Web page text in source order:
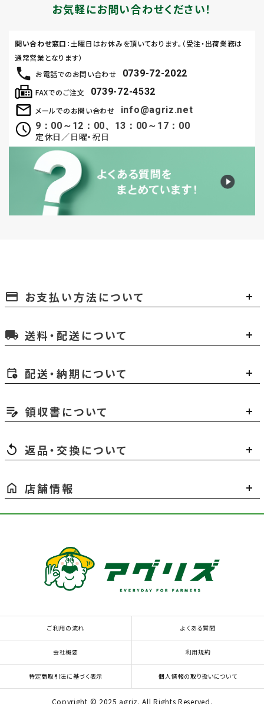
お気軽にお問い合わせください！
お電話でのお問い合わせ 0739-72-2022
メールでのお問い合わせ
info@agriz.net
9：00～12：00、13：00～17：00
定休日／日曜・祝日
FAXでのご注文 0739-72-4532
問い合わせ窓口 ：土曜日はお休みを頂いております。（受注・出荷業務は
通常営業となります）
payment お支払い方法について
local_shipping 送料・配送について
配送・納期について
領収書について
返品・交換について
店舗情報
ご利用の流れ よくある質問
会社概要 利用規約
特定商取引法に基づく表示 個人情報の取り扱いについて
Copyright © 2025 agriz. All Rights Reserved.